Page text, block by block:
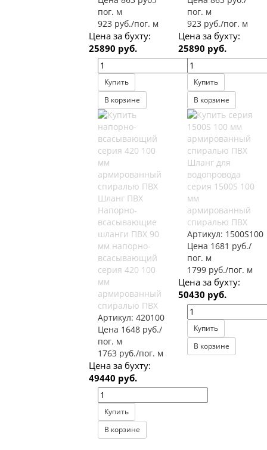
пог. м
923 руб./пог. м
Цена за бухту:
25890 руб.
Купить
В корзине
пог. м
923 руб./пог. м
Цена за бухту:
25890 руб.
Купить
В корзине
Шланг ПВХ
Напорно-
всасывающие
шланги ПВХ 90
мм напорно-
всасывающий
серия 420 100
мм
армированный
спиралью ПВХ
Артикул:420100
Цена 1648 руб./
пог. м
1763 руб./пог. м
Цена за бухту:
49440 руб.
Купить
В корзине
Шланг для
водопровода
серия 1500S 100
мм
армированный
спиралью ПВХ
Артикул: 1500S100
Цена 1681 руб./
пог. м
1799 руб./пог. м
Цена за бухту:
50430 руб.
Купить
В корзине